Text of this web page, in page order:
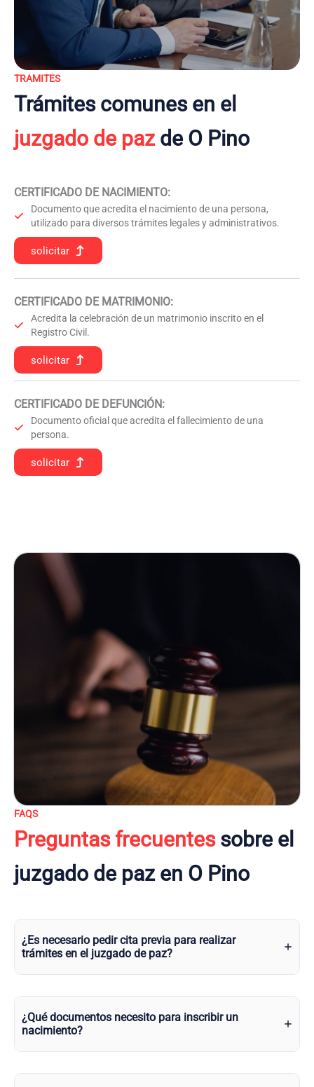
TRAMITES
Trámites comunes en el
juzgado de pazde O Pino
CERTIFICADO DE NACIMIENTO:
Documento que acredita el nacimiento de una persona,
utilizado para diversos trámites legales y administrativos.
solicitar
CERTIFICADO DE MATRIMONIO:
Acredita la celebración de un matrimonio inscrito en el
Registro Civil.
solicitar
CERTIFICADO DE DEFUNCIÓN:
Documento oficial que acredita el fallecimiento de una
persona.
solicitar
FAQS
Preguntas frecuentessobre el
juzgado de paz en O Pino
¿Es necesario pedir cita previa para realizar
trámites en el juzgado de paz?
¿Qué documentos necesito para inscribir un
nacimiento?